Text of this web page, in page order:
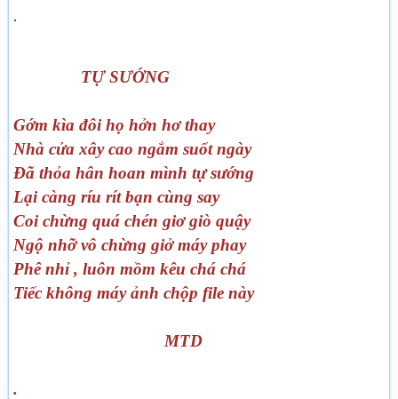
.
TỰ SƯỚNG
Gớm kìa đôi họ hởn hơ thay
Nhà cửa xây cao ngắm suốt ngày
Đã thỏa hân hoan mình tự sướng
Lại càng ríu rít bạn cùng say
Coi chừng quá chén giơ giò quậy
Ngộ nhỡ vô chừng giở máy phay
Phê nhỉ , luôn mồm kêu chá chá
Tiếc không máy ảnh chộp file này
MTD
.